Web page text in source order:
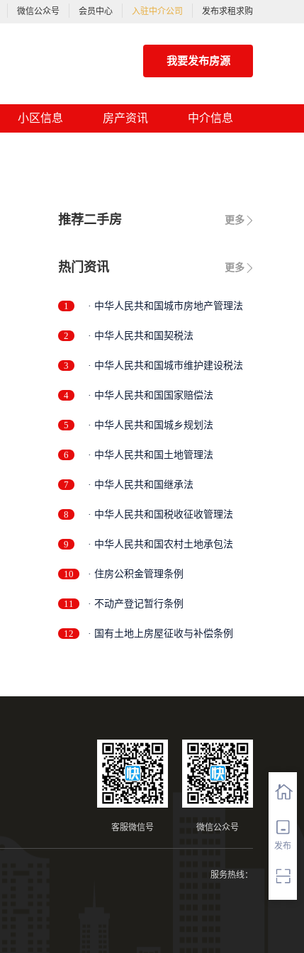
微信公众号 会员中心 入驻中介公司 发布求租求购
我要发布房源
小区信息 房产资讯 中介信息
发布
更多
推荐二手房
更多
热门资讯
1 · 中华人民共和国城市房地产管理法
2 · 中华人民共和国契税法
3 · 中华人民共和国城市维护建设税法
4 · 中华人民共和国国家赔偿法
5 · 中华人民共和国城乡规划法
6 · 中华人民共和国土地管理法
7 · 中华人民共和国继承法
8 · 中华人民共和国税收征收管理法
9 · 中华人民共和国农村土地承包法
10 · 住房公积金管理条例
11 · 不动产登记暂行条例
12 · 国有土地上房屋征收与补偿条例
微信公众号
客服微信号
服务热线：